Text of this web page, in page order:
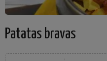
Patatas bravas